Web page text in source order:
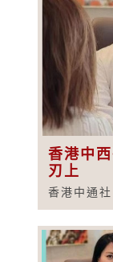
香港中
刃上
香港中通社